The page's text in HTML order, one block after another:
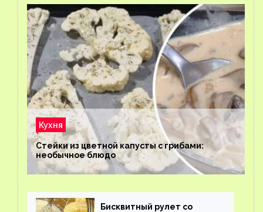
Кухня
Стейки из цветной капусты с грибами:
необычное блюдо
Бисквитный рулет со